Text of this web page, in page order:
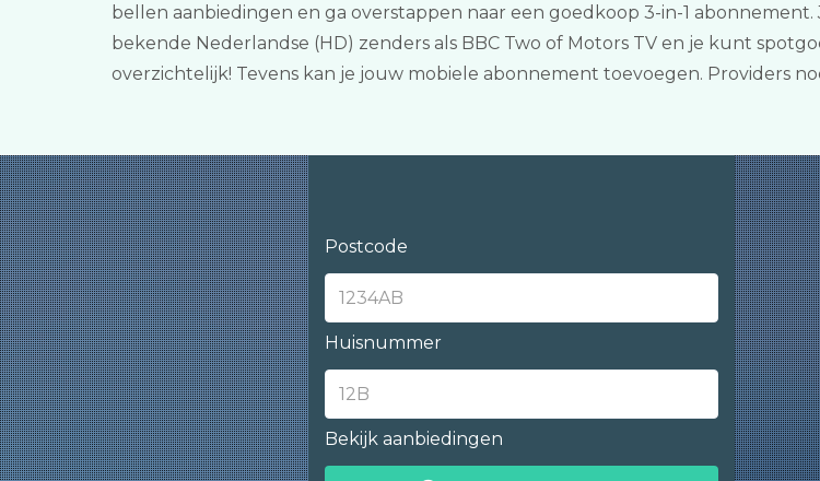
bellen aanbiedingen en ga overstappen naar een goedkoop 3-in-1
bekende Nederlandse (HD) zenders als BBC Two of Motors TV en je kunt
overzichtelijk! Tevens kan je jouw mobiele abonnement toevoegen. Providers
Postcode
Huisnummer
Bekijk aanbiedingen